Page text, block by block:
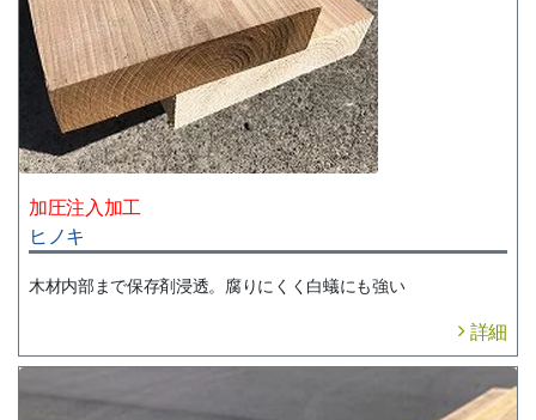
加圧注入加工
ヒノキ
木材内部まで保存剤浸透。腐りにくく白蟻にも強い
詳細